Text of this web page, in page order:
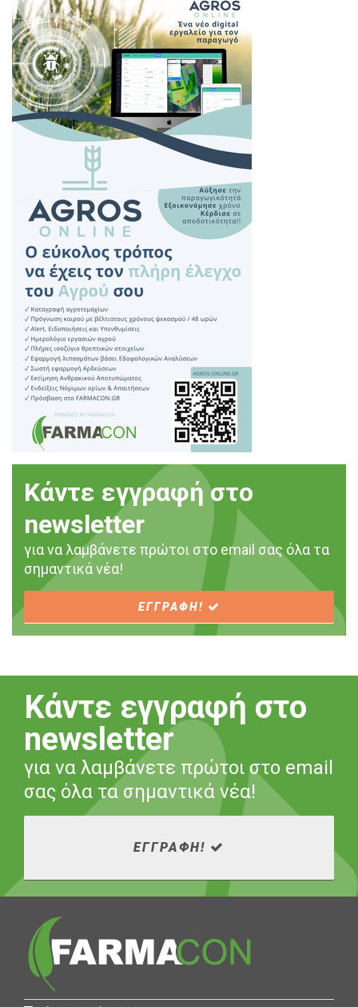
Κάντε εγγραφή στο
newsletter
για να λαμβάνετε πρώτοι στο email σας όλα τα
σημαντικά νέα!
ΕΓΓΡΑΦΗ!
Κάντε εγγραφή στο
newsletter
για να λαμβάνετε πρώτοι στο email
σας όλα τα σημαντικά νέα!
ΕΓΓΡΑΦΗ!